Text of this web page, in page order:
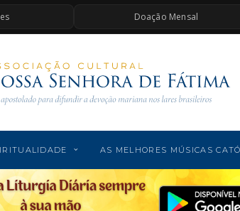
Doação Mensal
AS MELHORES MÚSICAS